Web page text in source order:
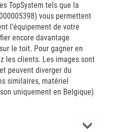
TopSystem tels que la
vous permettent
l’équipement de votre
encore davantage
le toit. Pour gagner en
les clients. Les images sont
peuvent diverger du
similaires, matériel
uniquement en Belgique)